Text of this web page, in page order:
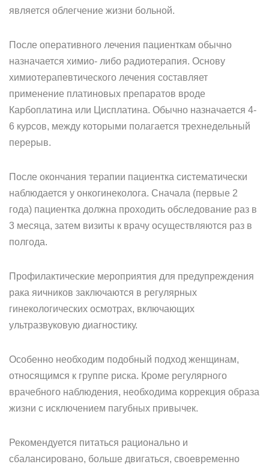
является облегчение жизни больной.
После оперативного лечения пациенткам обычно
назначается химио- либо радиотерапия. Основу
химиотерапевтического лечения составляет
применение платиновых препаратов вроде
Карбоплатина или Цисплатина. Обычно назначается 4-
6 курсов, между которыми полагается трехнедельный
перерыв.
После окончания терапии пациентка систематически
наблюдается у онкогинеколога. Сначала (первые 2
года) пациентка должна проходить обследование раз в
3 месяца, затем визиты к врачу осуществляются раз в
полгода.
Профилактические мероприятия для предупреждения
рака яичников заключаются в регулярных
гинекологических осмотрах, включающих
ультразвуковую диагностику.
Особенно необходим подобный подход женщинам,
относящимся к группе риска. Кроме регулярного
врачебного наблюдения, необходима коррекция образа
жизни с исключением пагубных привычек.
Рекомендуется питаться рационально и
сбалансировано, больше двигаться, своевременно